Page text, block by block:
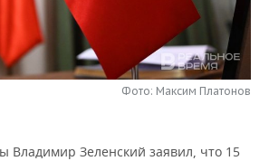
Фото: Максим Платонов
Владимир Зеленский заявил, что 15